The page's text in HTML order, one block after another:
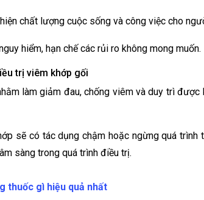
chất lượng cuộc sống và công việc cho
hiểm, hạn chế các rủi ro không mong muốn.
trị viêm khớp gối
làm giảm đau, chống viêm và duy trì
sẽ có tác dụng chậm hoặc ngừng quá
sàng trong quá trình điều trị.
thuốc gì hiệu quả nhất